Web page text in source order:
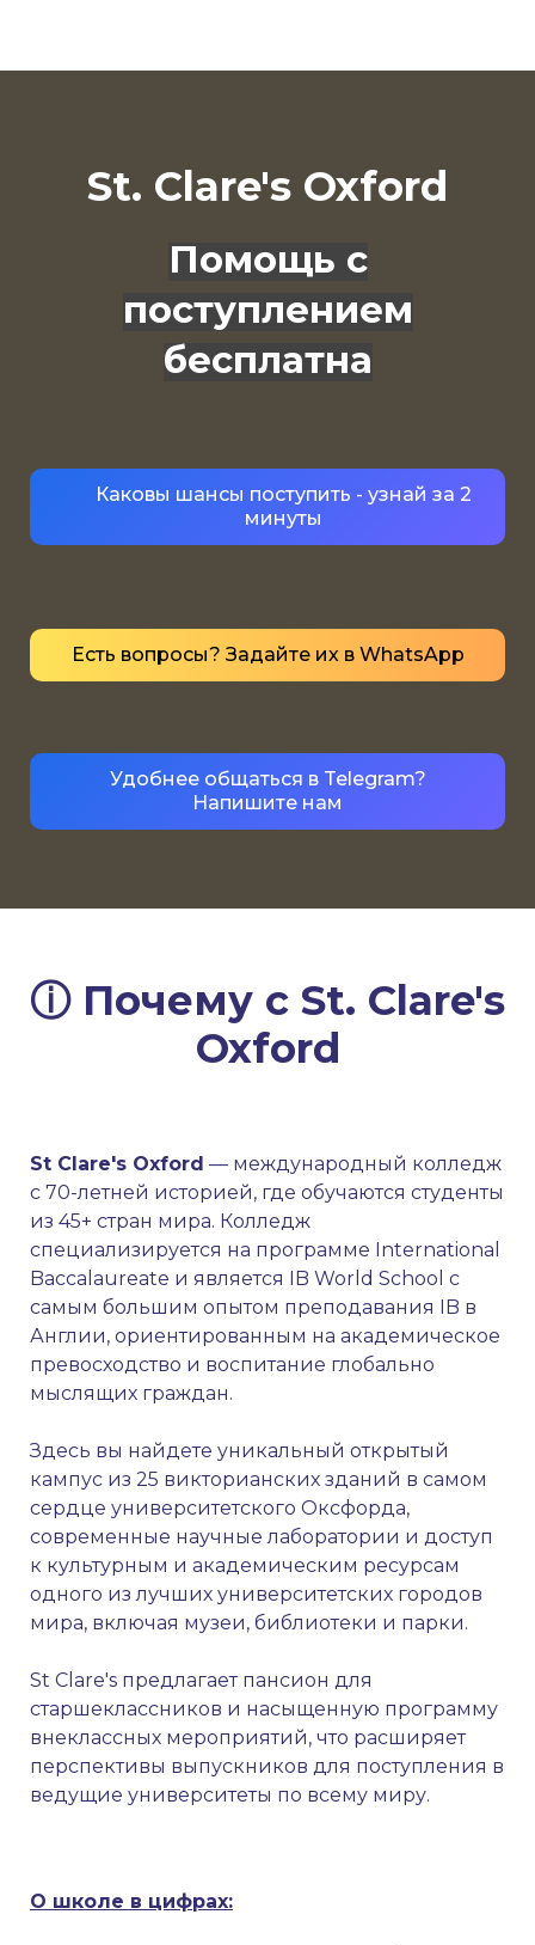
St. Clare's Oxford
Помощь с
поступлением
бесплатна
Каковы шансы поступить - узнай за 2
минуты
Есть вопросы? Задайте их в WhatsApp
Удобнее общаться в Telegram?
Напишите нам
ⓘ Почему с St. Clare's
Oxford
St Clare's Oxford — международный колледж
с 70-летней историей, где обучаются студенты
из 45+ стран мира. Колледж
специализируется на программе International
Baccalaureate и является IB World School с
самым большим опытом преподавания IB в
Англии, ориентированным на академическое
превосходство и воспитание глобально
мыслящих граждан.
Здесь вы найдете уникальный открытый
кампус из 25 викторианских зданий в самом
сердце университетского Оксфорда,
современные научные лаборатории и доступ
к культурным и академическим ресурсам
одного из лучших университетских городов
мира, включая музеи, библиотеки и парки.
St Clare's предлагает пансион для
старшеклассников и насыщенную программу
внеклассных мероприятий, что расширяет
перспективы выпускников для поступления в
ведущие университеты по всему миру.
О школе в цифрах: